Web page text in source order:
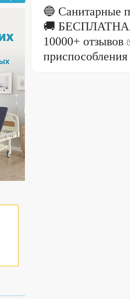
🔵 Санитарные
🚚 БЕСПЛАТНАЯ
10000+ отзывов